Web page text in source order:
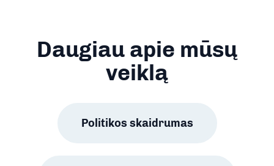
Daugiau apie mūsų
veiklą
Politikos skaidrumas